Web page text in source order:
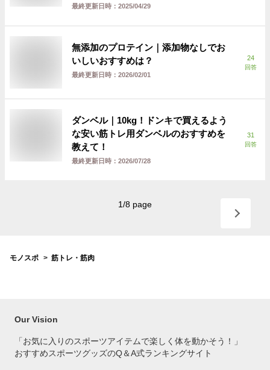
最終更新日時： 2025/04/29
無添加のプロテイン｜添加物なしでお
いしいおすすめは？
最終更新日時： 2026/02/01
24
回答
ダンベル｜10kg！ドンキで買えるよう
な安い筋トレ用ダンベルのおすすめを
教えて！
最終更新日時： 2026/07/28
31
回答
1/8 page
モノスポ 筋トレ・筋肉
Our Vision
「お気に入りのスポーツアイテムで楽しく体を動かそう！」
おすすめスポーツグッズのQ＆A式ランキングサイト